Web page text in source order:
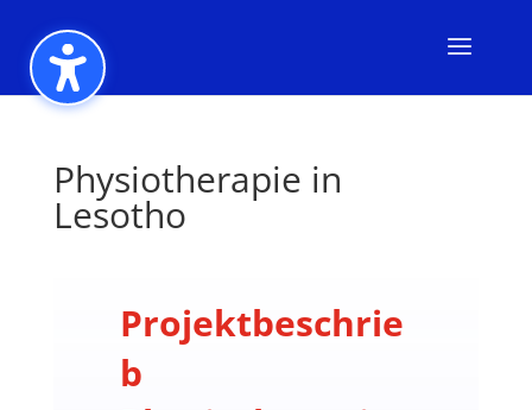
Physiotherapie in
Lesotho
Projektbeschrie
b